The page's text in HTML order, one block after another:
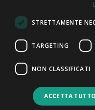
STRETTAMENTE
TARGETING
NON CLASSIFICATI
ACCETTA TUTTO